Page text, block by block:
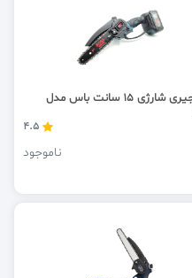
اره زنجیری شارژی 15 سانت باس مدل
4.5
ناموجود